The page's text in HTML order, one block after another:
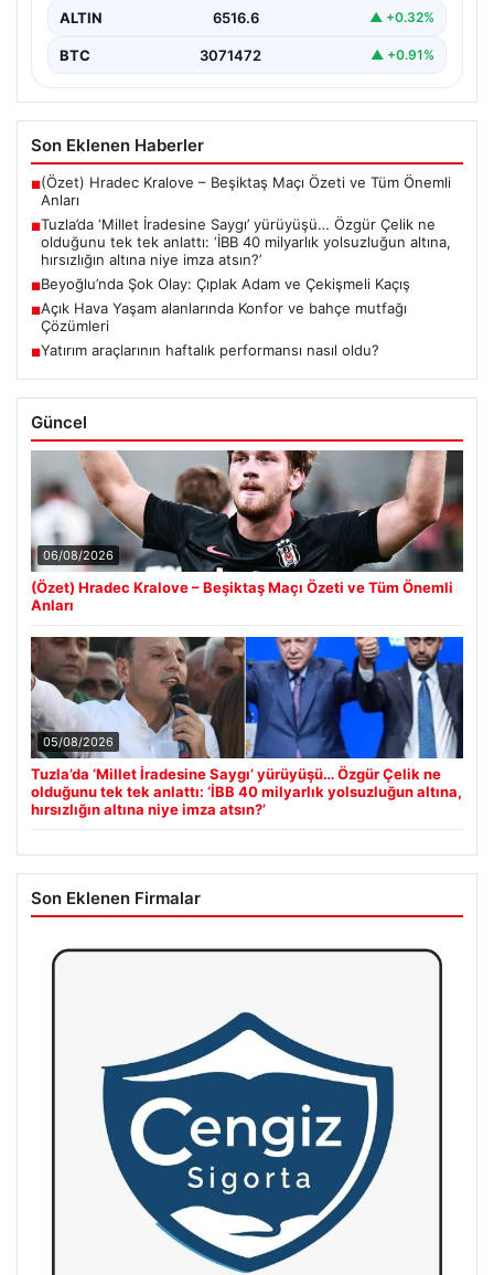
ALTIN 6516.6 ▲ +0.32%
BTC 3071472 ▲ +0.91%
Son Eklenen Haberler
■(Özet) Hradec Kralove – Beşiktaş Maçı Özeti ve Tüm Önemli
Anları
■Tuzla’da ‘Millet İradesine Saygı’ yürüyüşü… Özgür Çelik ne
olduğunu tek tek anlattı: ‘İBB 40 milyarlık yolsuzluğun altına,
hırsızlığın altına niye imza atsın?’
■Beyoğlu’nda Şok Olay: Çıplak Adam ve Çekişmeli Kaçış
■Açık Hava Yaşam alanlarında Konfor ve bahçe mutfağı
Çözümleri
■Yatırım araçlarının haftalık performansı nasıl oldu?
Güncel
06/08/2026
(Özet) Hradec Kralove – Beşiktaş Maçı Özeti ve Tüm Önemli
Anları
05/08/2026
Tuzla’da ‘Millet İradesine Saygı’ yürüyüşü… Özgür Çelik ne
olduğunu tek tek anlattı: ‘İBB 40 milyarlık yolsuzluğun altına,
hırsızlığın altına niye imza atsın?’
Son Eklenen Firmalar